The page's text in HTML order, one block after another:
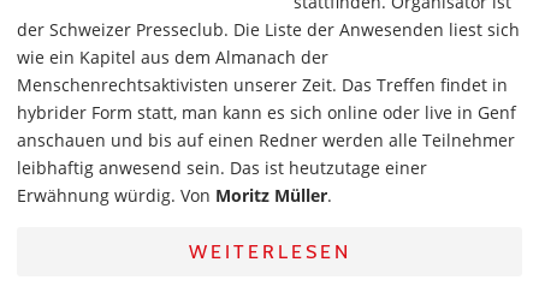
der Schweizer Presseclub. Die Liste der Anwesenden liest sich
wie ein Kapitel aus dem Almanach der
Menschenrechtsaktivisten unserer Zeit. Das Treffen findet in
hybrider Form statt, man kann es sich online oder live in Genf
anschauen und bis auf einen Redner werden alle Teilnehmer
leibhaftig anwesend sein. Das ist heutzutage einer
Erwähnung würdig. Von Moritz Müller.
WEITERLESEN